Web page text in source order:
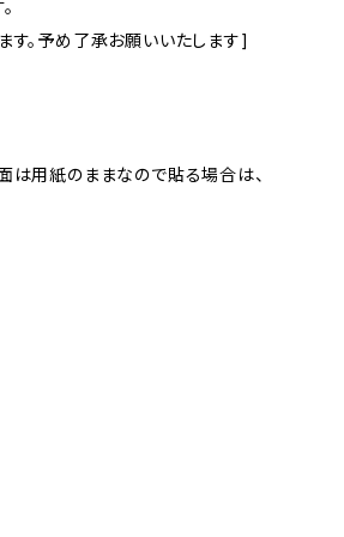
す。予め了承お願いいたします]
は用紙のままなので貼る場合は、